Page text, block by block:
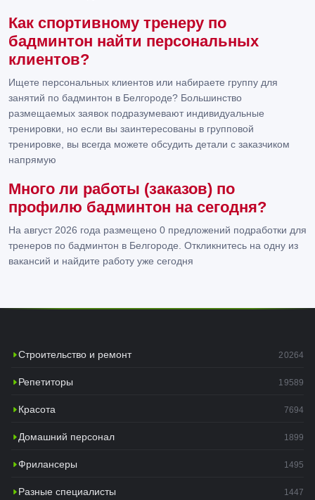
Как спортивному тренеру по
бадминтон найти персональных
клиентов?
Ищете персональных клиентов или набираете группу для
занятий по бадминтон в Белгороде? Большинство
размещаемых заявок подразумевают индивидуальные
тренировки, но если вы заинтересованы в групповой
тренировке, вы всегда можете обсудить детали с заказчиком
напрямую
Много ли работы (заказов) по
профилю бадминтон на сегодня?
На август 2026 года размещено 0 предложений подработки для
тренеров по бадминтон в Белгороде. Откликнитесь на одну из
вакансий и найдите работу уже сегодня
Строительство и ремонт 20264
Репетиторы 19589
Красота 7694
Домашний персонал 1899
Фрилансеры 1495
Разные специалисты 1447